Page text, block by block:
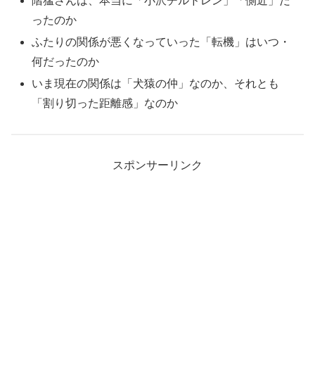
ったのか
ふたりの関係が悪くなっていった「転機」はいつ・
何だったのか
いま現在の関係は「犬猿の仲」なのか、それとも
「割り切った距離感」なのか
スポンサーリンク